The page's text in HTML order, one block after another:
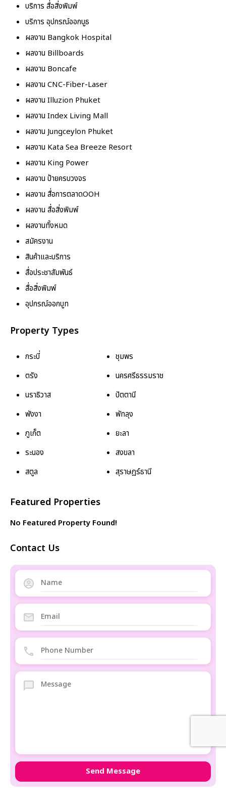
บริการ สื่อสิ่งพิมพ์
บริการ อุปกรณ์ออกบูธ
ผลงาน Bangkok Hospital
ผลงาน Billboards
ผลงาน Boncafe
ผลงาน CNC-Fiber-Laser
ผลงาน Illuzion Phuket
ผลงาน Index Living Mall
ผลงาน Jungceylon Phuket
ผลงาน Kata Sea Breeze Resort
ผลงาน King Power
ผลงาน ป้ายครบวงจร
ผลงาน สื่อการตลาดOOH
ผลงาน สื่อสิ่งพิมพ์
ผลงานทั้งหมด
สมัครงาน
สินค้าและบริการ
สื่อประชาสัมพันธ์
สื่อสิ่งพิมพ์
อุปกรณ์ออกบูท
Property Types
กระบี่
ชุมพร
ตรัง
นครศรีธรรมราช
นราธิวาส
ปัตตานี
พังงา
พัทลุง
ภูเก็ต
ยะลา
ระนอง
สงขลา
สตูล
สุราษฎร์ธานี
Featured Properties
No Featured Property Found!
Contact Us